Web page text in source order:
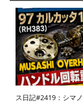
ス日記#2419：シマ